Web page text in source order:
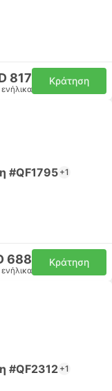
817 Κράτηση
#QF1795+1
688 Κράτηση
#QF2312+1